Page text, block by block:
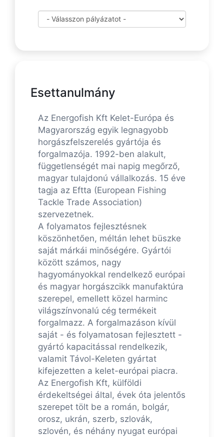
Esettanulmány
Az Energofish Kft Kelet-Európa és
Magyarország egyik legnagyobb
horgászfelszerelés gyártója és
forgalmazója. 1992-ben alakult,
függetlenségét mai napig megőrző,
magyar tulajdonú vállalkozás. 15 éve
tagja az Eftta (European Fishing
Tackle Trade Association)
szervezetnek.
A folyamatos fejlesztésnek
köszönhetően, méltán lehet büszke
saját márkái minőségére. Gyártói
között számos, nagy
hagyományokkal rendelkező európai
és magyar horgászcikk manufaktúra
szerepel, emellett közel harminc
világszínvonalú cég termékeit
forgalmazz. A forgalmazáson kívül
saját - és folyamatosan fejlesztett -
gyártó kapacitással rendelkezik,
valamit Távol-Keleten gyártat
kifejezetten a kelet-európai piacra.
Az Energofish Kft, külföldi
érdekeltségei által, évek óta jelentős
szerepet tölt be a román, bolgár,
orosz, ukrán, szerb, szlovák,
szlovén, és néhány nyugat európai